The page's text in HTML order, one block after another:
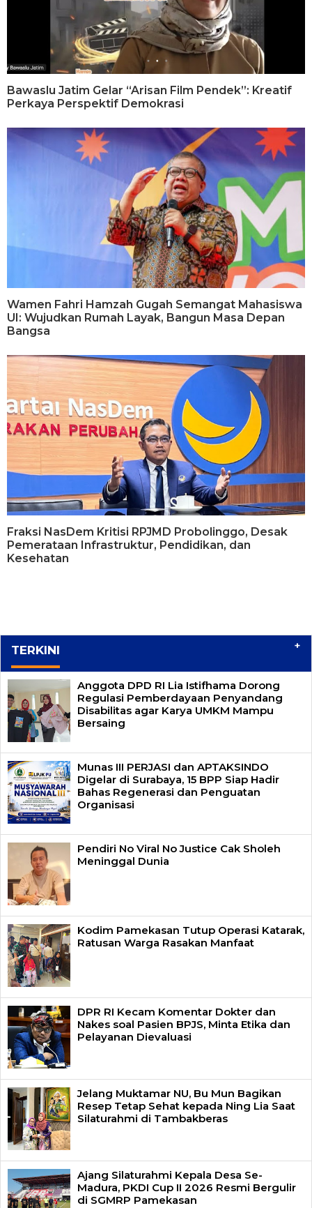
Bawaslu Jatim Gelar “Arisan Film Pendek”: Kreatif
Perkaya Perspektif Demokrasi
Wamen Fahri Hamzah Gugah Semangat Mahasiswa
UI: Wujudkan Rumah Layak, Bangun Masa Depan
Bangsa
Fraksi NasDem Kritisi RPJMD Probolinggo, Desak
Pemerataan Infrastruktur, Pendidikan, dan
Kesehatan
TERKINI +
Anggota DPD RI Lia Istifhama Dorong
Regulasi Pemberdayaan Penyandang
Disabilitas agar Karya UMKM Mampu
Bersaing
Munas III PERJASI dan APTAKSINDO
Digelar di Surabaya, 15 BPP Siap Hadir
Bahas Regenerasi dan Penguatan
Organisasi
Pendiri No Viral No Justice Cak Sholeh
Meninggal Dunia
Kodim Pamekasan Tutup Operasi Katarak,
Ratusan Warga Rasakan Manfaat
DPR RI Kecam Komentar Dokter dan
Nakes soal Pasien BPJS, Minta Etika dan
Pelayanan Dievaluasi
Jelang Muktamar NU, Bu Mun Bagikan
Resep Tetap Sehat kepada Ning Lia Saat
Silaturahmi di Tambakberas
Ajang Silaturahmi Kepala Desa Se-
Madura, PKDI Cup II 2026 Resmi Bergulir
di SGMRP Pamekasan